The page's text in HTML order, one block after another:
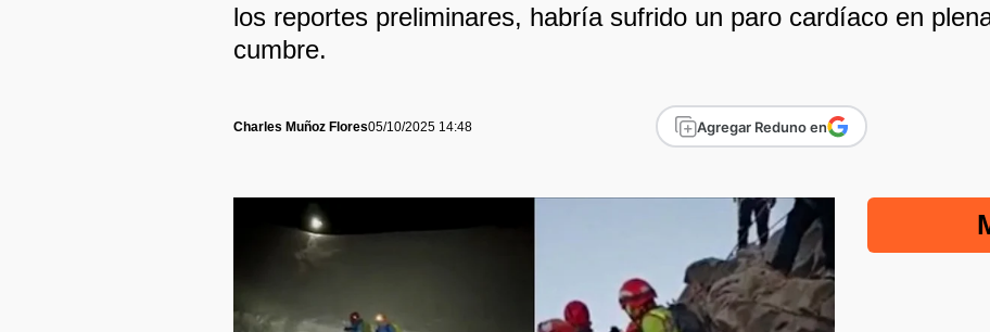
los reportes preliminares, habría sufrido un paro cardíaco en
cumbre.
Charles Muñoz Flores05/10/2025 14:48 Agregar Reduno en